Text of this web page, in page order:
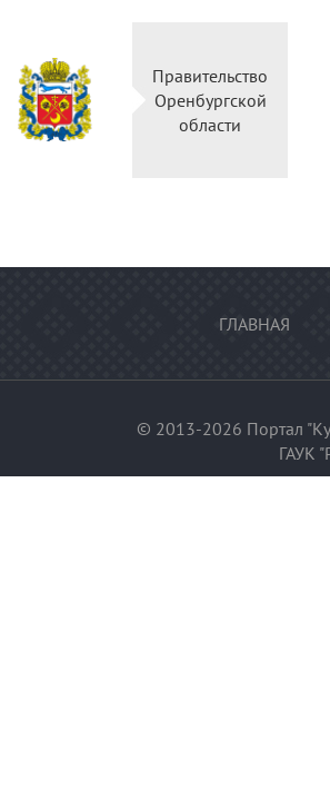
Правительство
Оренбургской
области
ГЛАВНАЯ
© 2013-2026 Портал
ГАУК